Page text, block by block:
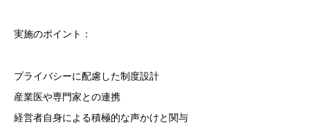
実施のポイント：
プライバシーに配慮した制度設計
産業医や専門家との連携
経営者自身による積極的な声かけと関与